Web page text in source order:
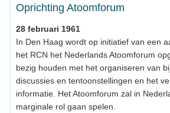
Oprichting Atoomforum
28 februari 1961
In Den Haag wordt op initiatief van een
het RCN het Nederlands Atoomforum
bezig houden met het organiseren van
discussies en tentoonstellingen en het
informatie. Het Atoomforum zal in
marginale rol gaan spelen.